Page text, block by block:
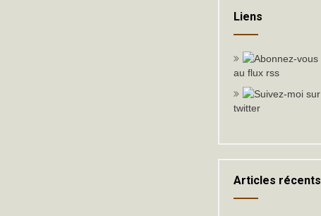
Liens
au flux rss
twitter
Articles récents